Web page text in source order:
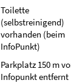
Toilette
(selbstreinigend)
vorhanden (beim
InfoPunkt)
Parkplatz 150 m
Infopunkt entfernt